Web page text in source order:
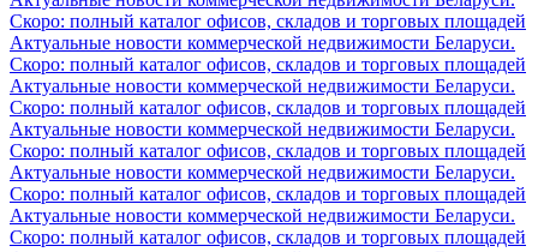
Скоро: полный каталог офисов, складов и торговых площадей
Актуальные новости коммерческой недвижимости Беларуси.
Скоро: полный каталог офисов, складов и торговых площадей
Актуальные новости коммерческой недвижимости Беларуси.
Скоро: полный каталог офисов, складов и торговых площадей
Актуальные новости коммерческой недвижимости Беларуси.
Скоро: полный каталог офисов, складов и торговых площадей
Актуальные новости коммерческой недвижимости Беларуси.
Скоро: полный каталог офисов, складов и торговых площадей
Актуальные новости коммерческой недвижимости Беларуси.
Скоро: полный каталог офисов, складов и торговых площадей